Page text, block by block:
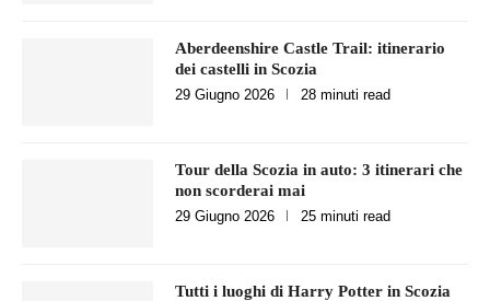
Aberdeenshire Castle Trail: itinerario
dei castelli in Scozia
29 Giugno 2026 28 minuti read
Tour della Scozia in auto: 3 itinerari che
non scorderai mai
29 Giugno 2026 25 minuti read
Tutti i luoghi di Harry Potter in Scozia